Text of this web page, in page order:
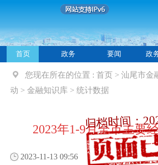
归档时间：
首页 政务 要闻 政
您现在所在的位置 : 首页 > 汕尾市金
动 > 金融知识库 > 统计数据
2023年1-9月全市主要
2023-11-13 09:56